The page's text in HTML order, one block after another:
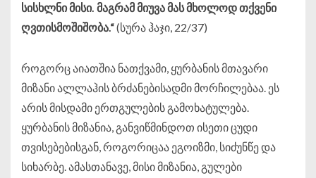
სისხლნიმისი. მაგრამმიუვამასმხოლოდთქვენი
ღვთისმოშიშობა.“(სურა ჰაჯი, 22/37)
როგორც აიათშია ნათქვამი, ყურბანის მთავარი
მიზანი ალლაჰის ბრძანებისადმი მორჩილებაა. ეს
არის მისდამი ერთგულების გამოხატულება.
ყურბანის მიზანია, განვიწმინდოთ ისეთი ცუდი
თვისებებისგან, როგორიცაა ეგოიზმი, სიძუნწე და
სიხარბე. ამასთანავე, მისი მიზანია, გულები